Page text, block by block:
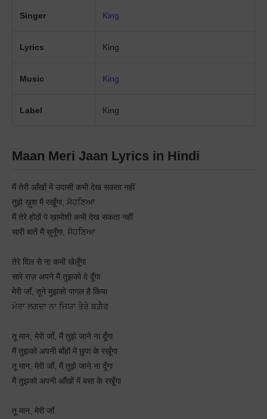
Singer King
Lyrics King
Music King
Label King
Maan Meri Jaan Lyrics in Hindi
मैं तेरी आँखों में उदासी कभी देख सकता नहीं
तुझे ख़ुश मैं रखूँगा, ਸੋਹਣਿਆ
मैं तेरे होंठों पे ख़ामोशी कभी देख सकता नहीं
सारी बातें मैं सुनूँगा, ਸੋਹਣਿਆ
तेरे दिल से ना कभी खेलूँगा
सारे राज़ अपने मैं तुझको दे दूँगा
मेरी जाँ, तूने मुझको पागल है किया
ਮੇਰਾ ਲਗਦਾ ਨਾ ਜਿਯਾ ਤੇਰੇ ਬਗ਼ੈਰ
तू मान, मेरी जाँ, मैं तुझे जाने ना दूँगा
मैं तुझको अपनी बाँहों में छुपा के रखूँगा
तू मान, मेरी जाँ, मैं तुझे जाने ना दूँगा
मैं तुझको अपनी आँखों में बसा के रखूँगा
तू मान, मेरी जाँ